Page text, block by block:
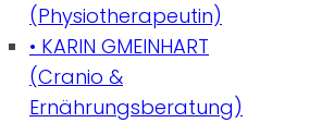
(Physiotherapeutin)
• KARIN GMEINHART
(Cranio &
Ernährungsberatung)